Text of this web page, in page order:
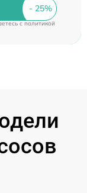
cполитикой